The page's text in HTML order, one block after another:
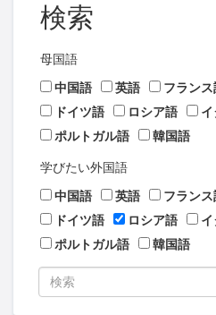
検索
母国語
中国語
英語 フランス
ドイツ語
ロシア語
ポルトガル語
韓国語
学びたい外国語
中国語
英語 フランス
ドイツ語
ロシア語
ポルトガル語
韓国語